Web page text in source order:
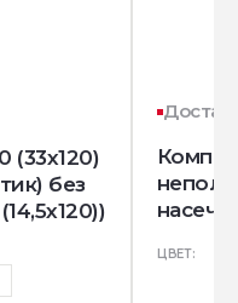
(33x120)
без
непол.
ЦВЕТ: